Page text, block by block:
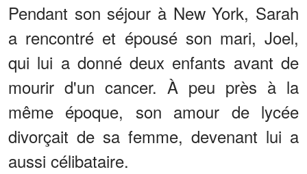
Pendant son séjour à New York, Sarah
a rencontré et épousé son mari, Joel,
qui lui a donné deux enfants avant de
mourir d'un cancer. À peu près à la
même époque, son amour de lycée
divorçait de sa femme, devenant lui a
aussi célibataire.